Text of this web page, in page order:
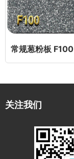
常规葱粉板 F100
关注我们